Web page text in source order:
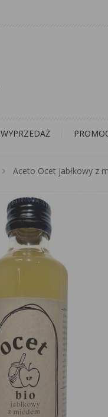
WYPRZEDAŻ
Aceto Ocet jabłkowy z